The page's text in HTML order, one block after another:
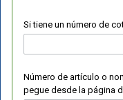
Si tiene un número de
Número de artículo o
pegue desde la página